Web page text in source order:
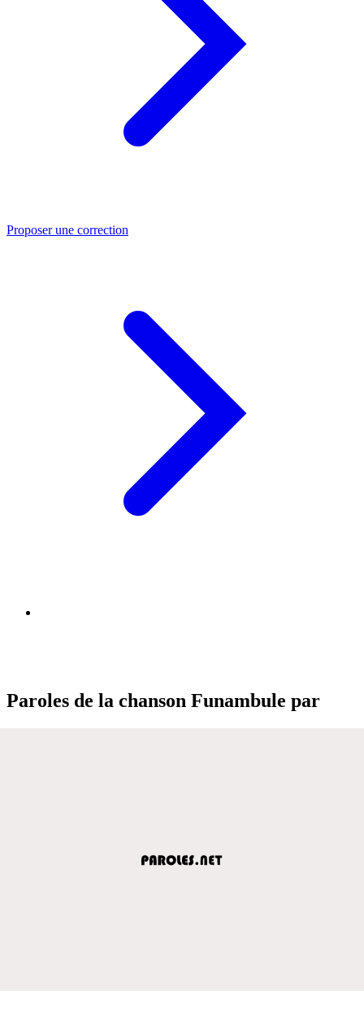
Proposer une correction
Paroles de la chanson Funambule par